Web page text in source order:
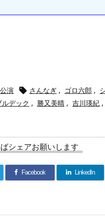
公演  さんなぎ , ゴロ六郎 ,
デック , 勝又美晴 , 吉川瑛紀 ,
シェアお願いします
Facebook LinkedIn